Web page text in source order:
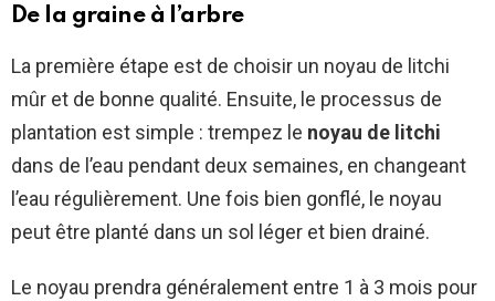
De la graine à l’arbre
La première étape est de choisir un noyau de litchi
mûr et de bonne qualité. Ensuite, le processus de
plantation est simple : trempez le noyau de litchi
dans de l’eau pendant deux semaines, en changeant
l’eau régulièrement. Une fois bien gonflé, le noyau
peut être planté dans un sol léger et bien drainé.
Le noyau prendra généralement entre 1 à 3 mois pour